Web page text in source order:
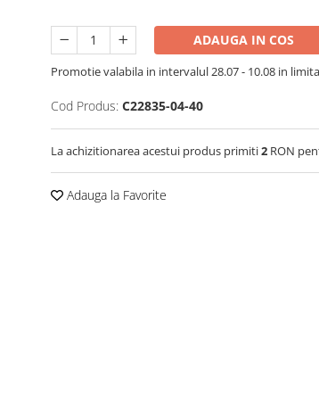
ADAUGA IN COS
Promotie valabila in intervalul 28.07 - 10.08 in
Cod Produs: C22835-04-40
La achizitionarea acestui produs primiti2 RON
Adauga la Favorite